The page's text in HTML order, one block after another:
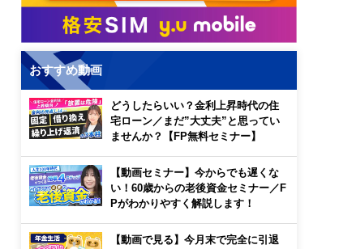
おすすめ動画
どうしたらいい？金利上昇時代の住
宅ローン／まだ”大丈夫”と思ってい
ませんか？【FP無料セミナー】
【動画セミナー】今からでも遅くな
い！60歳からの老後資金セミナー／F
Pがわかりやすく解説します！
【動画で見る】今月末で完全に引退